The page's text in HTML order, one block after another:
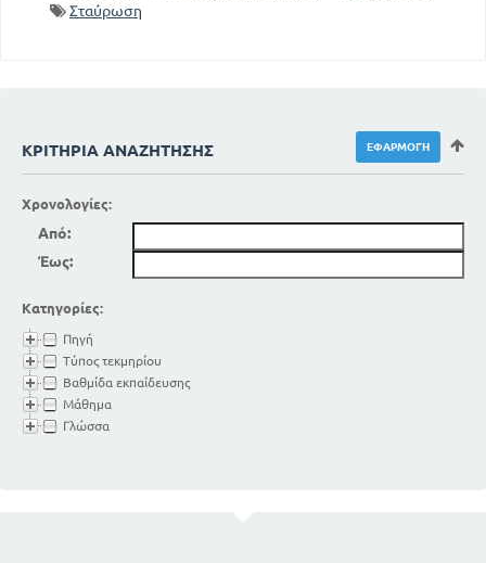
Σταύρωση
ΚΡΙΤΉΡΙΑ ΑΝΑΖΉΤΗΣΗΣ
Χρονολογίες:
Από:
Έως:
Κατηγορίες:
Πηγή
Τύπος τεκμηρίου
Βαθμίδα εκπαίδευσης
Μάθημα
Γλώσσα